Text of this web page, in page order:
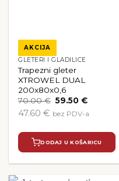
AKCIJA
GLETERI I GLADILICE
Trapezni gleter
XTROWEL DUAL
200x80x0,6
70.00€ Izvorna
bila
70.00 €.
59.50€Trenutna
je:
47.60 € bez PDV-a
DODAJ U KOŠARICU